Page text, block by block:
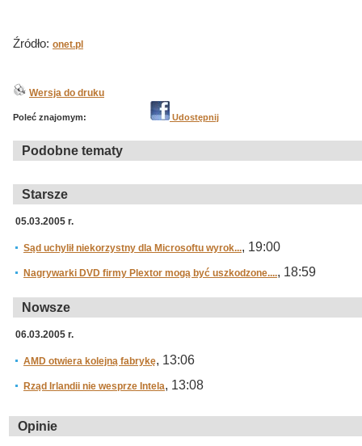
Źródło: onet.pl
Wersja do druku
Poleć znajomym: Udostępnij
Podobne tematy
Starsze
05.03.2005 r.
Sąd uchylił niekorzystny dla Microsoftu wyrok..., 19:00
Nagrywarki DVD firmy Plextor mogą być uszkodzone...., 18:59
Nowsze
06.03.2005 r.
AMD otwiera kolejną fabrykę, 13:06
Rząd Irlandii nie wesprze Intela, 13:08
Opinie